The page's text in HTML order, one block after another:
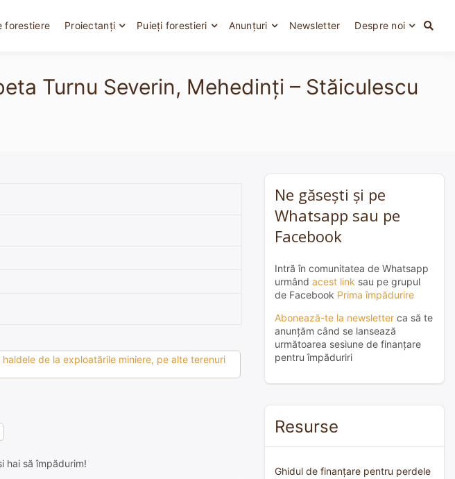
forestiere Proiectanți Puieți forestieri Anunțuri Newsletter Despre noi
Turnu Severin, Mehedinți – Stăiculescu
de la exploatările miniere, pe alte terenuri
hai să împădurim!
Ne găsești și pe
Whatsapp sau pe
Facebook
Intră în comunitatea de Whatsapp
urmând acest link sau pe grupul
de Facebook Prima împădurire
Abonează-te la newsletter ca să te
anunțăm când se lansează
următoarea sesiune de finanțare
pentru împăduriri
Resurse
Ghidul de finanțare pentru perdele